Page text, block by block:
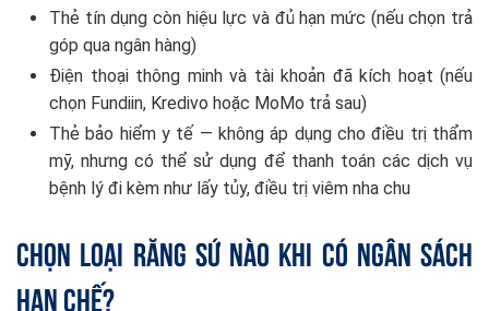
Thẻ tín dụng còn hiệu lực và đủ hạn mức (nếu chọn trả
góp qua ngân hàng)
Điện thoại thông minh và tài khoản đã kích hoạt (nếu
chọn Fundiin, Kredivo hoặc MoMo trả sau)
Thẻ bảo hiểm y tế — không áp dụng cho điều trị thẩm
mỹ, nhưng có thể sử dụng để thanh toán các dịch vụ
bệnh lý đi kèm như lấy tủy, điều trị viêm nha chu
Chọn Loại Răng Sứ Nào Khi Có Ngân Sách
Hạn Chế?